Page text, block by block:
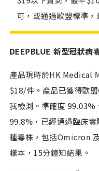
可，或通過歐盟標準
DEEPBLUE 新型冠狀病
產品現時於HK Medical
$18/件。產品已獲得歐
我檢測。準確度
99.8%，已經通過臨床
種毒株，包括Omicron
樣本，15分鐘知結果。